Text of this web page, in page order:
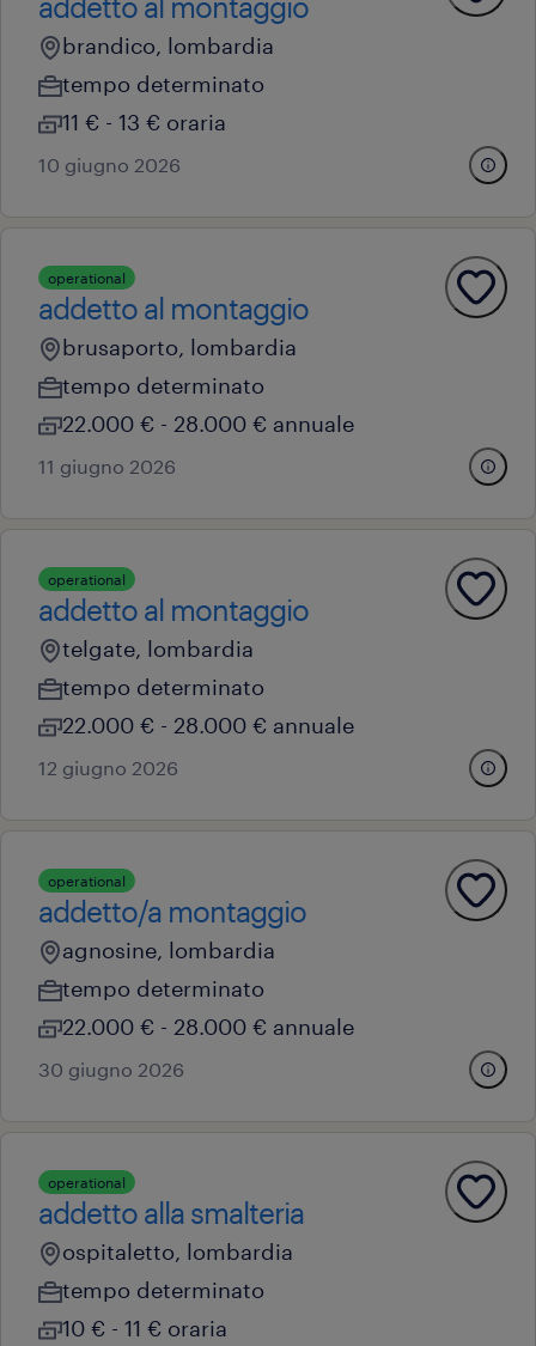
brandico, lombardia
tempo determinato
11 € - 13 € oraria
10 giugno 2026
operational
addetto al montaggio
brusaporto, lombardia
tempo determinato
22.000 € - 28.000 € annuale
11 giugno 2026
operational
addetto al montaggio
telgate, lombardia
tempo determinato
22.000 € - 28.000 € annuale
12 giugno 2026
operational
addetto/a montaggio
agnosine, lombardia
tempo determinato
22.000 € - 28.000 € annuale
30 giugno 2026
operational
addetto alla smalteria
ospitaletto, lombardia
tempo determinato
10 € - 11 € oraria